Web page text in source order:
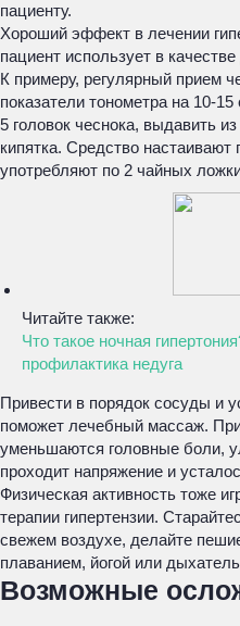
пациенту.
Хороший эффект в лечении
пациент использует в
К примеру, регулярный прием
показатели тонометра на 10-
5 головок чеснока, выдавить
кипятка. Средство настаивают
употребляют по 2 чайных
Читайте также:
Что такое ночная
профилактика недуга
Привести в порядок сосуды и
поможет лечебный массаж.
уменьшаются головные боли,
проходит напряжение и
Физическая активность тоже
терапии гипертензии.
свежем воздухе, делайте
плаванием, йогой или
Возможные